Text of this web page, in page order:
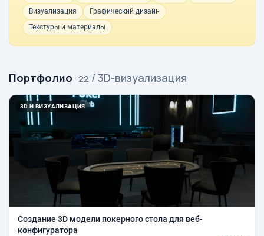
Визуализация
Графический дизайн
Текстуры и материалы
Портфолио · 22 / 3D-визуализация
3D И ВИЗУАЛИЗАЦИЯ
Создание 3D модели покерного стола для веб-
конфигуратора